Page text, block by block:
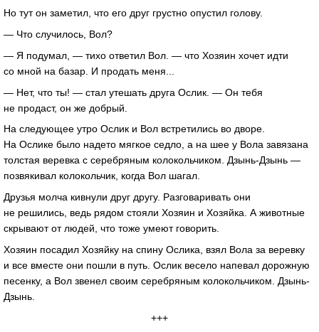
Но тут он заметил, что его друг грустно опустил голову.
— Что случилось, Вол?
— Я подумал, — тихо ответил Вол. — что Хозяин хочет идти
со мной на базар. И продать меня...
— Нет, что ты! — стал утешать друга Ослик. — Он тебя
не продаст, он же добрый.
На следующее утро Ослик и Вол встретились во дворе.
На Ослике было надето мягкое седло, а на шее у Вола завязана
толстая веревка с серебряным колокольчиком. Дзынь-Дзынь —
позвякивал колокольчик, когда Вол шагал.
Друзья молча кивнули друг другу. Разговаривать они
не решились, ведь рядом стояли Хозяин и Хозяйка. А животные
скрывают от людей, что тоже умеют говорить.
Хозяин посадил Хозяйку на спину Ослика, взял Вола за веревку
и все вместе они пошли в путь. Ослик весело напевал дорожную
песенку, а Вол звенел своим серебряным колокольчиком. Дзынь-
Дзынь.
+++